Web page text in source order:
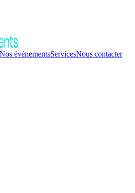
Nos événementsServicesNous contacter